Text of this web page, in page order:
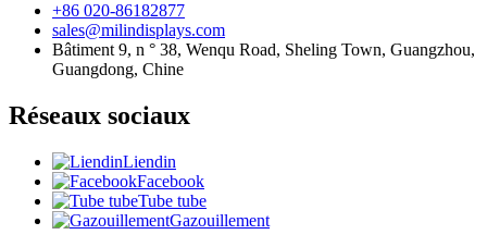
+86 020-86182877
sales@milindisplays.com
Bâtiment 9, n ° 38, Wenqu Road, Sheling Town, Guangzhou,
Guangdong, Chine
Réseaux sociaux
Liendin
Facebook
Tube tube
Gazouillement